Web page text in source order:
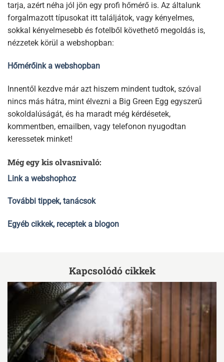
tarja, azért néha jól jön egy profi hőmérő is. Az általunk
forgalmazott típusokat itt találjátok, vagy kényelmes,
sokkal kényelmesebb és fotelből követhető megoldás is,
nézzetek körül a webshopban:
Hőmérőink a webshopban
Innentől kezdve már azt hiszem mindent tudtok, szóval
nincs más hátra, mint élvezni a Big Green Egg egyszerű
sokoldalúságát, és ha maradt még kérdésetek,
kommentben, emailben, vagy telefonon nyugodtan
keressetek minket!
Még egy kis olvasnivaló:
Link a webshophoz
További tippek, tanácsok
Egyéb cikkek, receptek a blogon
Kapcsolódó cikkek